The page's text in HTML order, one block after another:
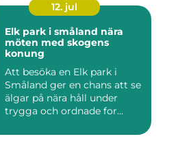
12. jul
Elk park i småland nära
möten med skogens
konung
Att besöka en Elk park i
Småland ger en chans att se
älgar på nära håll under
trygga och ordnade for...